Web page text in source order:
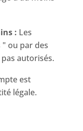
: Les
ou par des
autorisés.
est
légale.